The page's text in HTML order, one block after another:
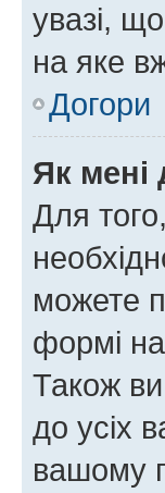
увазі,
на яке
Догори
Як мені
Для
можете
формі
Також
до усіх
вашому